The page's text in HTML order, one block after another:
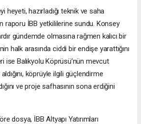
heyeti, hazırladığı teknik ve saha
raporu İBB yetkililerine sundu. Konsey
gündemde olmasına rağmen kalıcı bir
halk arasında ciddi bir endişe yarattığını
ise Balıkyolu Köprüsü’nün mevcut
köprüyle ilgili güçlendirme
ve proje safhasının sona erdiğini
dosya, İBB Altyapı Yatırımları